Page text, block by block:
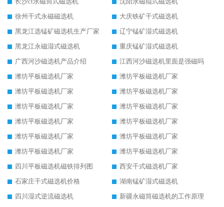
徐州干式永磁磁选机
大庆铁矿干式磁选机
黑龙江选锰矿磁选机生产厂家
辽宁锰矿湿式磁选机
黑龙江永磁湿式磁选机
重庆锰矿湿式磁选机
广西河沙磁选机产品介绍
江西河沙磁选机里面是强磁吗
潍坊平板磁选机厂家
潍坊平板磁选机厂家
潍坊平板磁选机厂家
潍坊平板磁选机厂家
潍坊平板磁选机厂家
潍坊平板磁选机厂家
潍坊平板磁选机厂家
潍坊平板磁选机厂家
潍坊平板磁选机厂家
潍坊平板磁选机厂家
潍坊平板磁选机厂家
潍坊平板磁选机厂家
四川平板磁选机磁铁排列图
西安干式磁选机厂家
石家庄干式磁选机价格
湖南锰矿湿式磁选机
四川湿式逆流磁选机
新疆永磁筒磁选机的工作原理